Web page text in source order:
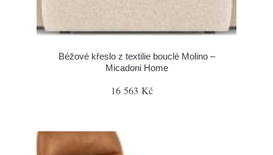
Béžové křeslo z textilie bouclé Molino –
Micadoni Home
16 563 Kč